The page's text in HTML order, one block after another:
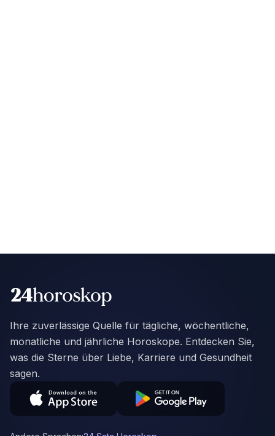
Ihre zuverlässige Quelle für tägliche, wöchentliche,
monatliche und jährliche Horoskope. Entdecken Sie,
was die Sterne über Liebe, Karriere und Gesundheit
sagen.